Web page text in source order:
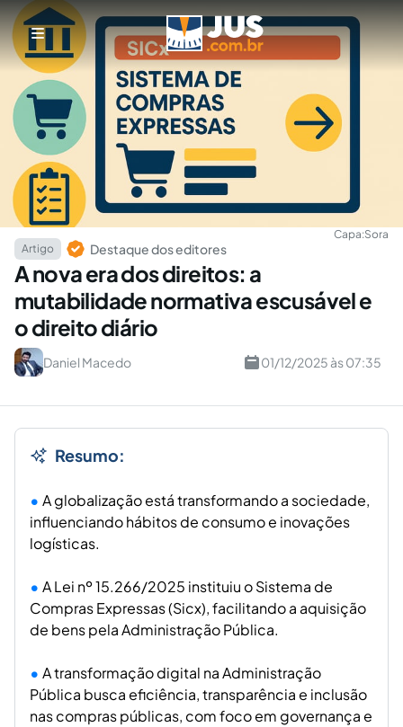
Capa:Sora
Artigo
Destaque dos editores
A nova era dos direitos: a
mutabilidade normativa escusável e
o direito diário
Daniel Macedo 01/12/2025 às 07:35
Resumo:
A globalização está transformando a sociedade,
influenciando hábitos de consumo e inovações
logísticas.
A Lei nº 15.266/2025 instituiu o Sistema de
Compras Expressas (Sicx), facilitando a aquisição
de bens pela Administração Pública.
A transformação digital na Administração
Pública busca eficiência, transparência e inclusão
nas compras públicas, com foco em governança e